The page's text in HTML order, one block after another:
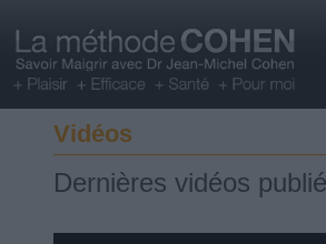
Vidéos
Dernières vidéos